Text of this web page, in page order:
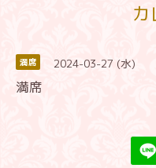
カ
満席 2024-03-27 (水)
満席